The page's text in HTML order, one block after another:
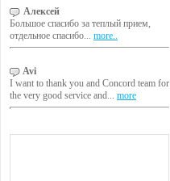
Алексей
Большое спасибо за теплый прием,
отдельное спасибо... more..
Avi
I want to thank you and Concord team for
the very good service and... more